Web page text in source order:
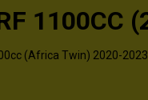
1100CC
(Africa Twin) 2020-2023